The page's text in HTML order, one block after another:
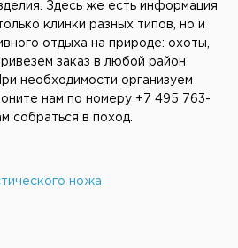
Здесь же есть информация
клинки разных типов, но и
отдыха на природе: охоты,
заказ в любой район
необходимости организуем
нам по номеру +7 495 763-
собраться в поход.
ножа